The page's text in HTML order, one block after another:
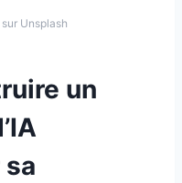
Unsplash
un